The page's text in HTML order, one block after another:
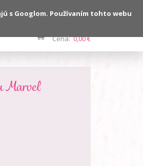
Cena:0,00 €
Marvel
s Googlom. Používaním tohto webu